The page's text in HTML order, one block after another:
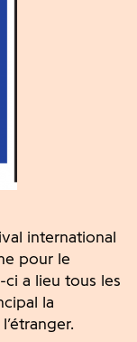
international
pour le
a lieu tous les
la